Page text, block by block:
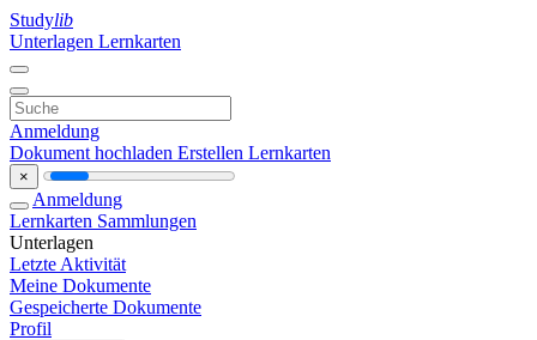
Studylib
Unterlagen Lernkarten
Anmeldung
Dokument hochladen Erstellen Lernkarten
×
Anmeldung
Lernkarten Sammlungen
Unterlagen
Letzte Aktivität
Meine Dokumente
Gespeicherte Dokumente
Profil